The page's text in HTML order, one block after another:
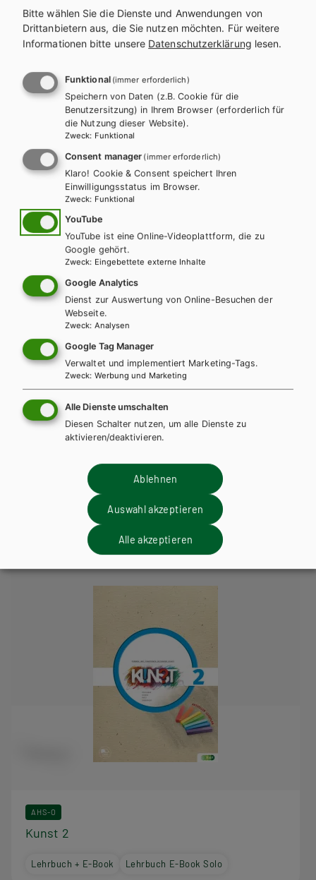
Weitere Bände dieser
Schulbuchreihe
AHS-O
Icons 1 - neu. Visuelle Kommunikation und
Gestaltung
Lehrbuch + E-Book
Diese Bücher könnten Sie
ebenfalls interessieren
AHS-O
Kunst 2
Lehrbuch + E-Book Lehrbuch E-Book Solo
Bitte wählen Sie die Dienste und Anwendungen von
Drittanbietern aus, die Sie nutzen möchten. Für weitere
Informationen bitte unsere Datenschutzerklärung lesen.
Funktional (immer erforderlich)
Speichern von Daten (z.B. Cookie für die
Benutzersitzung) in Ihrem Browser (erforderlich für
die Nutzung dieser Website).
Zweck: Funktional
Consent manager (immer erforderlich)
Klaro! Cookie & Consent speichert Ihren
Einwilligungsstatus im Browser.
Zweck: Funktional
YouTube
YouTube ist eine Online-Videoplattform, die zu
Google gehört.
Zweck: Eingebettete externe Inhalte
Google Analytics
Dienst zur Auswertung von Online-Besuchen der
Webseite.
Zweck: Analysen
Google Tag Manager
Verwaltet und implementiert Marketing-Tags.
Zweck: Werbung und Marketing
Alle Dienste umschalten
Diesen Schalter nutzen, um alle Dienste zu
aktivieren/deaktivieren.
Ablehnen
Auswahl akzeptieren
Alle akzeptieren